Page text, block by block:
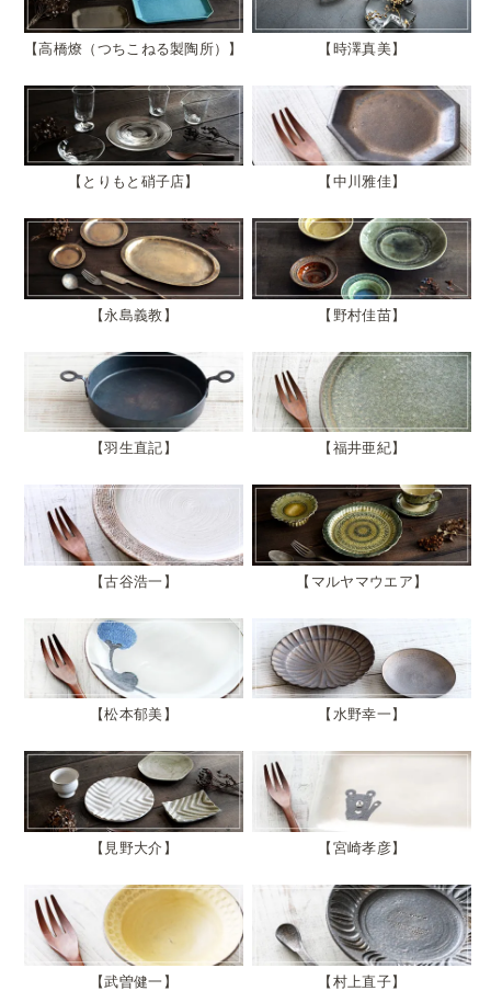
高橋燎（つちこねる製陶所） 時澤真美
とりもと硝子店 中川雅佳
永島義教 野村佳苗
羽生直記 福井亜紀
古谷浩一 マルヤマウエア
松本郁美 水野幸一
見野大介 宮崎孝彦
武曽健一 村上直子